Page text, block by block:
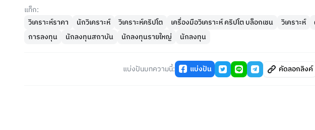
แท็ก:
วิเคราะห์ราคา
นักวิเคราะห์ วิเคราะห์คริปโต เครื่องมือวิเคราะห์ คริปโต บล็อกเชน วิเคราะห์
การลงทุน
นักลงทุนสถาบัน นักลงทุนรายใหญ่ นักลงทุน
แบ่งปันบทความนี้: แบ่งปัน คัดลอกลิงค์